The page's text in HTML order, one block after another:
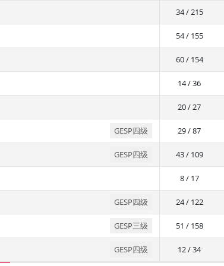
34 / 215
54 / 155
60 / 154
14 / 36
20 / 27
GESP四级 29 / 87
GESP四级 43 / 109
8 / 17
GESP四级 24 / 122
GESP三级 51 / 158
GESP四级 12 / 34